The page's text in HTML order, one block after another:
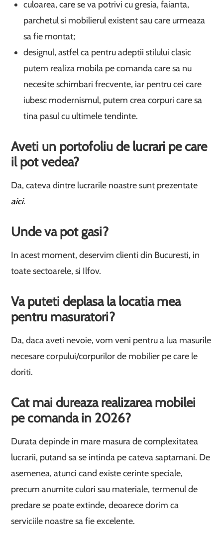
culoarea, care se va potrivi cu gresia, faianta,
parchetul si mobilierul existent sau care urmeaza
sa fie montat;
designul, astfel ca pentru adeptii stilului clasic
putem realiza mobila pe comanda care sa nu
necesite schimbari frecvente, iar pentru cei care
iubesc modernismul, putem crea corpuri care sa
tina pasul cu ultimele tendinte.
Aveti un portofoliu de lucrari pe care
il pot vedea?
Da, cateva dintre lucrarile noastre sunt prezentate
aici.
Unde va pot gasi?
In acest moment, deservim clienti din Bucuresti, in
toate sectoarele, si Ilfov.
Va puteti deplasa la locatia mea
pentru masuratori?
Da, daca aveti nevoie, vom veni pentru a lua masurile
necesare corpului/corpurilor de mobilier pe care le
doriti.
Cat mai dureaza realizarea mobilei
pe comanda in 2026?
Durata depinde in mare masura de complexitatea
lucrarii, putand sa se intinda pe cateva saptamani. De
asemenea, atunci cand existe cerinte speciale,
precum anumite culori sau materiale, termenul de
predare se poate extinde, deoarece dorim ca
serviciile noastre sa fie excelente.